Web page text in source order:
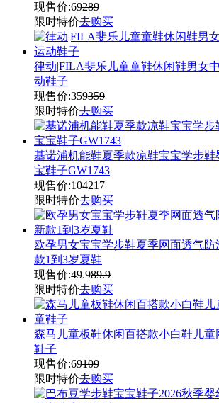
现售价:69289
限时特价去购买
律动|FILA斐乐儿童童鞋休闲鞋男女
动鞋子
现售价:359359
限时特价去购买
基诺浦机能鞋夏季款凉鞋宝宝学步鞋
宝鞋子GW1743
现售价:104217
限时特价去购买
欧孕男女宝宝学步鞋夏季网面透气防
款1到3岁夏鞋
现售价:49.989.9
限时特价去购买
森马儿童板鞋休闲百搭款小白鞋儿
鞋子
现售价:69109
限时特价去购买